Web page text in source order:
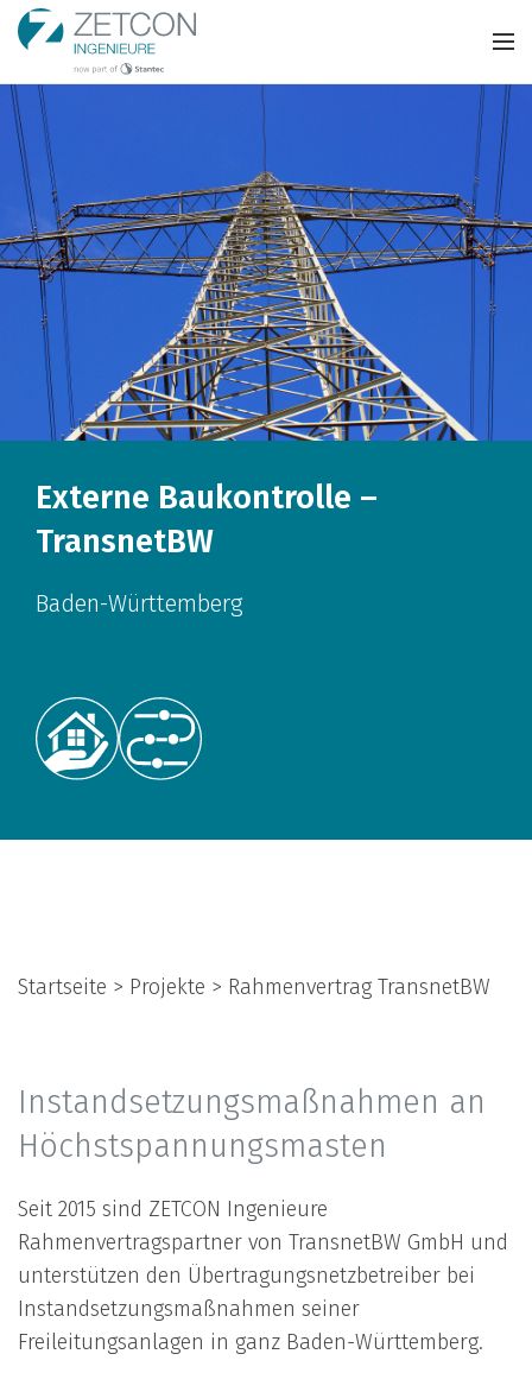
Externe Baukontrolle –
TransnetBW
Baden-Württemberg
Startseite > Projekte > Rahmenvertrag TransnetBW
Instandsetzungsmaßnahmen an
Höchstspannungsmasten
Seit 2015 sind ZETCON Ingenieure
Rahmenvertragspartner von TransnetBW GmbH und
unterstützen den Übertragungsnetzbetreiber bei
Instandsetzungsmaßnahmen seiner
Freileitungsanlagen in ganz Baden-Württemberg.